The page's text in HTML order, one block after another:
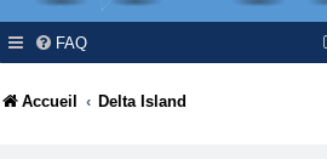
FAQ
Accueil Delta Island